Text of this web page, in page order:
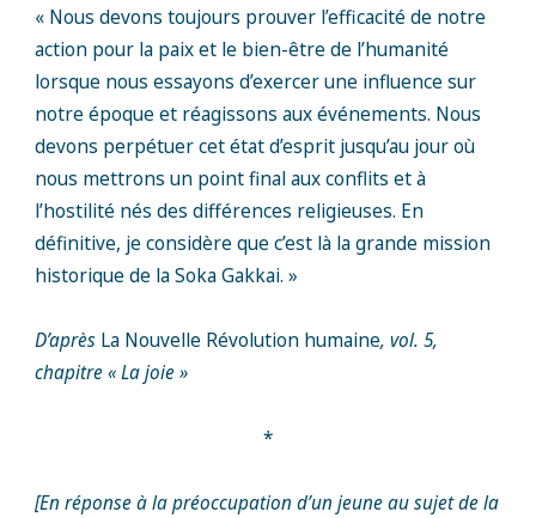
« Nous devons toujours prouver l’efficacité de notre
action pour la paix et le bien-être de l’humanité
lorsque nous essayons d’exercer une influence sur
notre époque et réagissons aux événements. Nous
devons perpétuer cet état d’esprit jusqu’au jour où
nous mettrons un point final aux conflits et à
l’hostilité nés des différences religieuses. En
définitive, je considère que c’est là la grande mission
historique de la Soka Gakkai. »
D’aprèsLa Nouvelle Révolution humaine, vol. 5,
chapitre « La joie »
*
[En réponse à la préoccupation d’un jeune au sujet de la